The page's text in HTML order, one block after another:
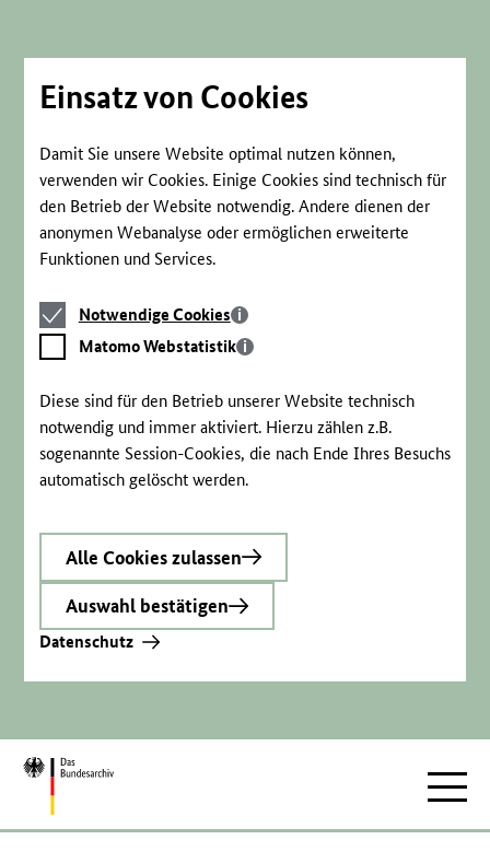
Einsatz von Cookies
Damit Sie unsere Website optimal nutzen können,
verwenden wir Cookies. Einige Cookies sind technisch für
den Betrieb der Website notwendig. Andere dienen der
anonymen Webanalyse oder ermöglichen erweiterte
Funktionen und Services.
Notwendige
Cookies
Notwendige Cookies
Matomo
Webstatistik
Matomo Webstatistik
Diese sind für den Betrieb unserer Website technisch
notwendig und immer aktiviert. Hierzu zählen z.B.
sogenannte Session-Cookies, die nach Ende Ihres Besuchs
automatisch gelöscht werden.
Alle Cookies zulassen
Auswahl bestätigen
Datenschutz
Zur